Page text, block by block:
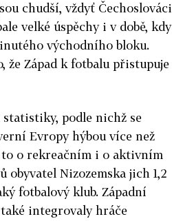
chudší, vždyť Čechoslováci
velké úspěchy i v době, kdy
východního bloku.
že Západ k fotbalu přistupuje
statistiky, podle nichž se
Evropy hýbou více než
o rekreačním i o aktivním
obyvatel Nizozemska jich 1,2
fotbalový klub. Západní
integrovaly hráče